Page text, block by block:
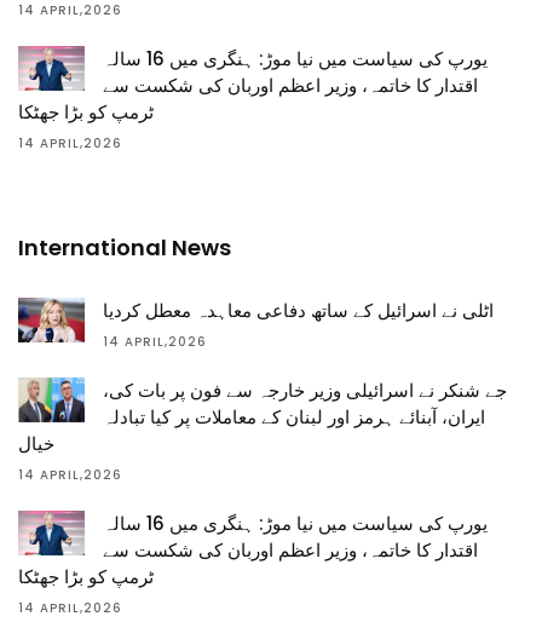
14 APRIL,2026
یورپ کی سیاست میں نیا موڑ: ہنگری میں 16 سالہ
اقتدار کا خاتمہ، وزیر اعظم اوربان کی شکست سے
ٹرمپ کو بڑا جھٹکا
14 APRIL,2026
International News
اٹلی نے اسرائیل کے ساتھ دفاعی معاہدہ معطل کردیا
14 APRIL,2026
جے شنکر نے اسرائیلی وزیر خارجہ سے فون پر بات کی،
ایران، آبنائے ہرمز اور لبنان کے معاملات پر کیا تبادلہ
خیال
14 APRIL,2026
یورپ کی سیاست میں نیا موڑ: ہنگری میں 16 سالہ
اقتدار کا خاتمہ، وزیر اعظم اوربان کی شکست سے
ٹرمپ کو بڑا جھٹکا
14 APRIL,2026